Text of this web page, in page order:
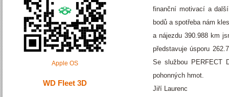
Apple OS
WD Fleet 3D
finanční motivací a
bodů a spotřeba nám
a nájezdu 390.988 km
představuje úsporu
Se službou PERFECT
pohonných hmot.
Jiří Laurenc